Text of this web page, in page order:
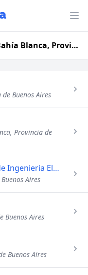
Electricidad - Instalaciones en Bahía Blanca, Provincia de Buenos Aires
Buenos Aires
Provincia de
Icono SRL - Consultora/Ensayos de Ingenieria Electrica
Aires
Buenos Aires
Buenos Aires